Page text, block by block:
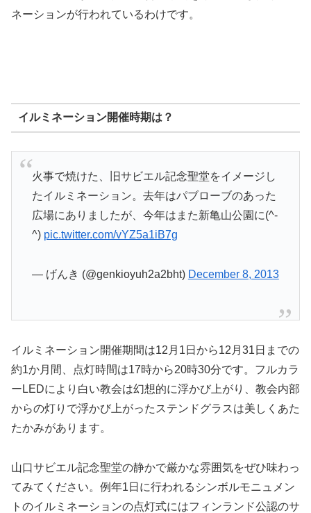
ネーションが行われているわけです。
イルミネーション開催時期は？
火事で焼けた、旧サビエル記念聖堂をイメージし
たイルミネーション。去年はパブローブのあった
広場にありましたが、今年はまた新亀山公園に(^-
^) pic.twitter.com/vYZ5a1iB7g
— げんき (@genkioyuh2a2bht) December 8, 2013
イルミネーション開催期間は12月1日から12月31日までの
約1か月間、点灯時間は17時から20時30分です。フルカラ
ーLEDにより白い教会は幻想的に浮かび上がり、教会内部
からの灯りで浮かび上がったステンドグラスは美しくあた
たかみがあります。
山口サビエル記念聖堂の静かで厳かな雰囲気をぜひ味わっ
てみてください。例年1日に行われるシンボルモニュメン
トのイルミネーションの点灯式にはフィンランド公認のサ